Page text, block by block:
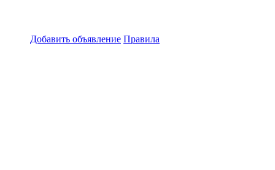
Добавить объявление Правила